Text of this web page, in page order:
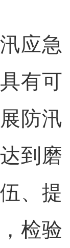
应急
有可
防汛
到磨
、提
检验